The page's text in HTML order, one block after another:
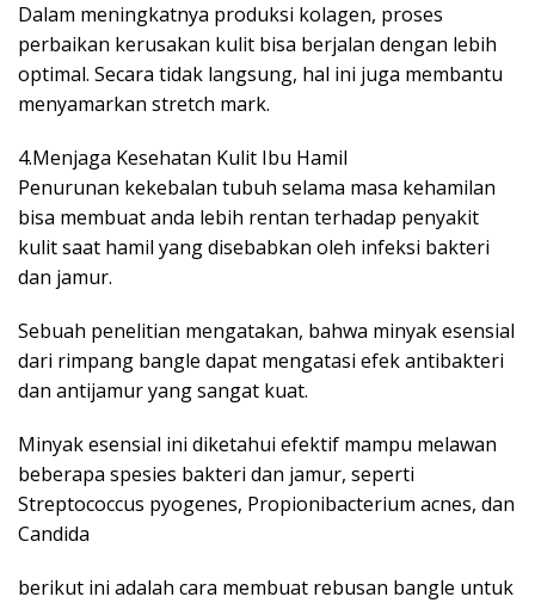
Dalam meningkatnya produksi kolagen, proses
perbaikan kerusakan kulit bisa berjalan dengan lebih
optimal. Secara tidak langsung, hal ini juga membantu
menyamarkan stretch mark.
4.Menjaga Kesehatan Kulit Ibu Hamil
Penurunan kekebalan tubuh selama masa kehamilan
bisa membuat anda lebih rentan terhadap penyakit
kulit saat hamil yang disebabkan oleh infeksi bakteri
dan jamur.
Sebuah penelitian mengatakan, bahwa minyak esensial
dari rimpang bangle dapat mengatasi efek antibakteri
dan antijamur yang sangat kuat.
Minyak esensial ini diketahui efektif mampu melawan
beberapa spesies bakteri dan jamur, seperti
Streptococcus pyogenes, Propionibacterium acnes, dan
Candida
berikut ini adalah cara membuat rebusan bangle untuk